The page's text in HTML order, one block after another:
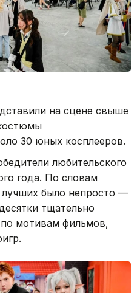
на сцене свыше
30 юных косплееров.
любительского
года. По словам
лучших было непросто —
тщательно
мотивам фильмов,